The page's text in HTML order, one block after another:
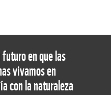
futuro en que las
vivamos en
con la naturaleza